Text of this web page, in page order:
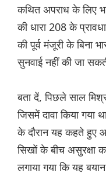
कथित अपराध के लिए
की धारा 208 के
की पूर्व मंजूरी के बिना
सुनवाई नहीं की जा
बता दें, पिछले साल
जिसमें दावा किया गया
के दौरान यह कहते हुए
सिखों के बीच असुरक्षा
लगाया गया कि यह